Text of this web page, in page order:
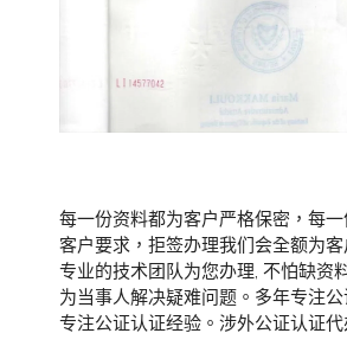
每一份资料都为客户严格保密，每
客户要求，拒签办理我们会全额为客
专业的技术团队为您办理, 不怕缺资
为当事人解决疑难问题。多年专注
专注公证认证经验。涉外公证认证代